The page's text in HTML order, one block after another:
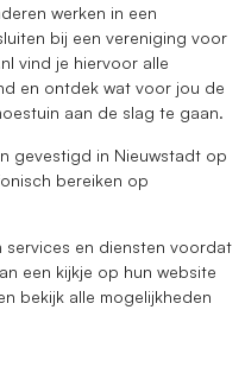
werken in een
bij een vereniging voor
vind je hiervoor alle
en ontdek wat voor jou de
aan de slag te gaan.
gevestigd in Nieuwstadt op
bereiken op
services en diensten voordat
een kijkje op hun website
bekijk alle mogelijkheden